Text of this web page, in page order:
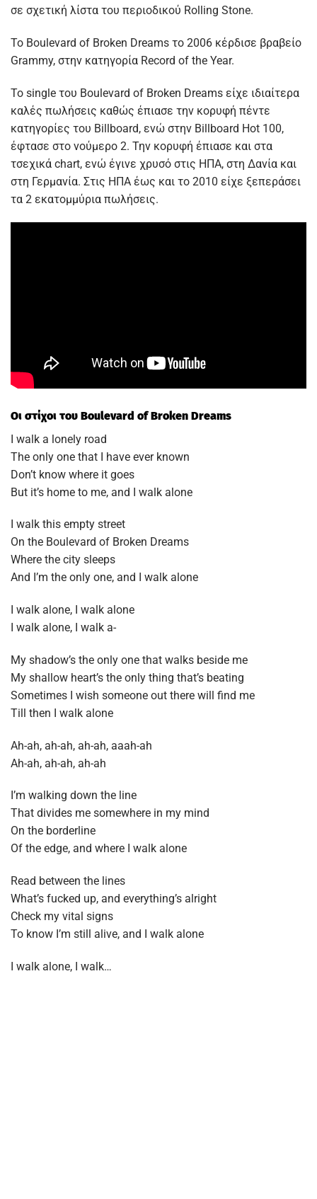
σε σχετική λίστα του περιοδικού Rolling Stone.
Το Boulevard of Broken Dreams το 2006 κέρδισε βραβείο
Grammy, στην κατηγορία Record of the Year.
Το single του Boulevard of Broken Dreams είχε ιδιαίτερα
καλές πωλήσεις καθώς έπιασε την κορυφή πέντε
κατηγορίες του Billboard, ενώ στην Billboard Hot 100,
έφτασε στο νούμερο 2. Την κορυφή έπιασε και στα
τσεχικά chart, ενώ έγινε χρυσό στις ΗΠΑ, στη Δανία και
στη Γερμανία. Στις ΗΠΑ έως και το 2010 είχε ξεπεράσει
τα 2 εκατομμύρια πωλήσεις.
Οι στίχοι του Boulevard of Broken Dreams
I walk a lonely road
The only one that I have ever known
Don’t know where it goes
But it’s home to me, and I walk alone
I walk this empty street
On the Boulevard of Broken Dreams
Where the city sleeps
And I’m the only one, and I walk alone
I walk alone, I walk alone
I walk alone, I walk a-
My shadow’s the only one that walks beside me
My shallow heart’s the only thing that’s beating
Sometimes I wish someone out there will find me
Till then I walk alone
Ah-ah, ah-ah, ah-ah, aaah-ah
Ah-ah, ah-ah, ah-ah
I’m walking down the line
That divides me somewhere in my mind
On the borderline
Of the edge, and where I walk alone
Read between the lines
What’s fucked up, and everything’s alright
Check my vital signs
To know I’m still alive, and I walk alone
I walk alone, I walk…